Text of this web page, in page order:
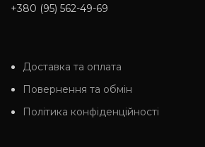
+380 (95) 562-49-69
Доставка та оплата
Повернення та обмін
Політика конфіденційності